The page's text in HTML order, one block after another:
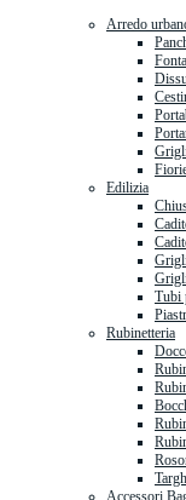
Arredo
Edilizia
Tubi
Rubinetteria
Accessori